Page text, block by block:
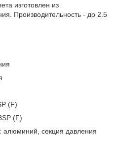
изготовлен из
Производительность - до 2.5
(F)
(F)
алюминий, секция давления